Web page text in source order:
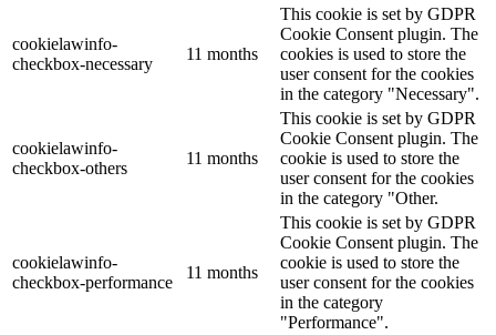
cookielawinfo-
checkbox-necessary
11 months
This cookie is set by GDPR
Cookie Consent plugin. The
cookies is used to store the
user consent for the cookies
in the category "Necessary".
cookielawinfo-
checkbox-others
11 months
This cookie is set by GDPR
Cookie Consent plugin. The
cookie is used to store the
user consent for the cookies
in the category "Other.
cookielawinfo-
checkbox-performance
11 months
This cookie is set by GDPR
Cookie Consent plugin. The
cookie is used to store the
user consent for the cookies
in the category
"Performance".